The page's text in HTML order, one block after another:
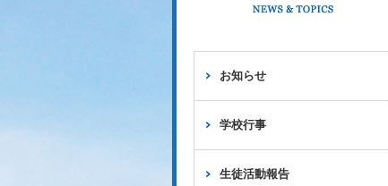
お知らせ
学校行事
生徒活動報告